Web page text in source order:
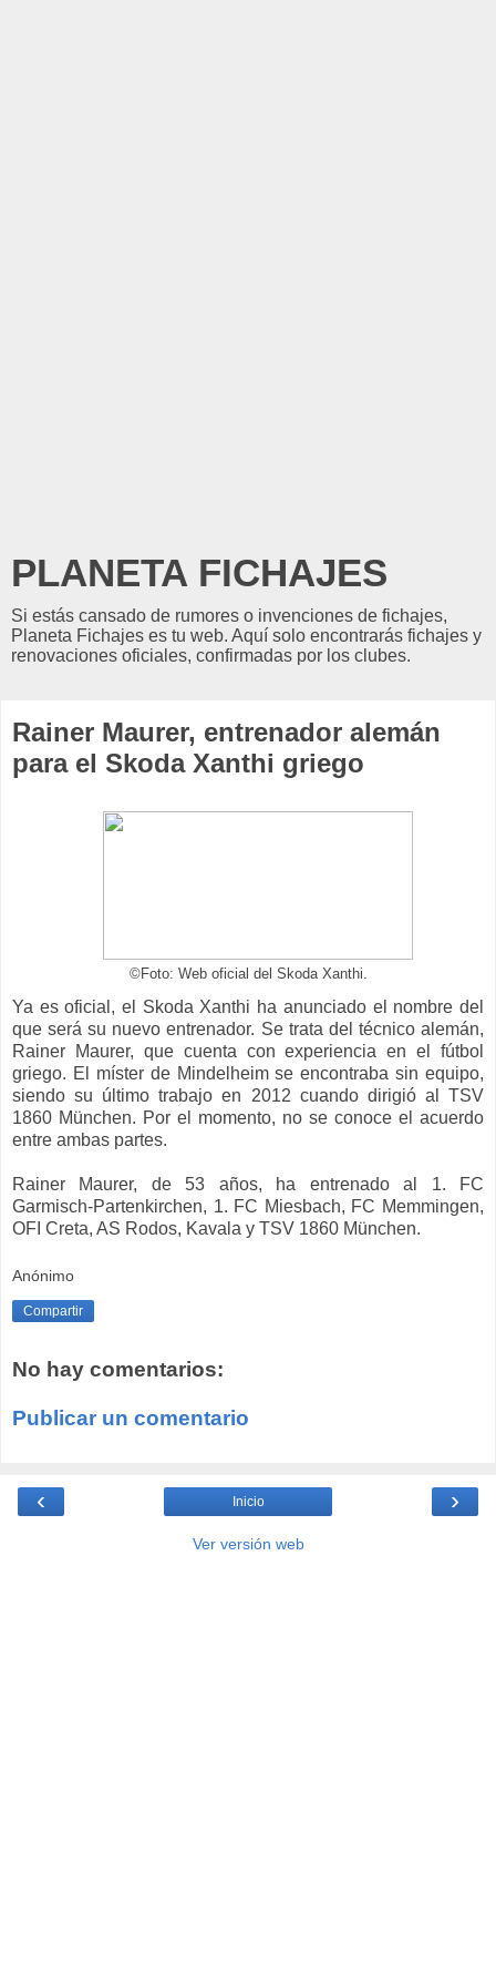
PLANETA FICHAJES
Si estás cansado de rumores o invenciones de fichajes,
Planeta Fichajes es tu web. Aquí solo encontrarás fichajes y
renovaciones oficiales, confirmadas por los clubes.
Rainer Maurer, entrenador alemán
para el Skoda Xanthi griego
©Foto: Web oficial del Skoda Xanthi.
Ya es oficial, el Skoda Xanthi ha anunciado el nombre del
que será su nuevo entrenador. Se trata del técnico alemán,
Rainer Maurer, que cuenta con experiencia en el fútbol
griego. El míster de Mindelheim se encontraba sin equipo,
siendo su último trabajo en 2012 cuando dirigió al TSV
1860 München. Por el momento, no se conoce el acuerdo
entre ambas partes.
Rainer Maurer, de 53 años, ha entrenado al 1. FC
Garmisch-Partenkirchen, 1. FC Miesbach, FC Memmingen,
OFI Creta, AS Rodos, Kavala y TSV 1860 München.
Anónimo
Compartir
No hay comentarios:
Publicar un comentario
‹ ›
Inicio
Ver versión web